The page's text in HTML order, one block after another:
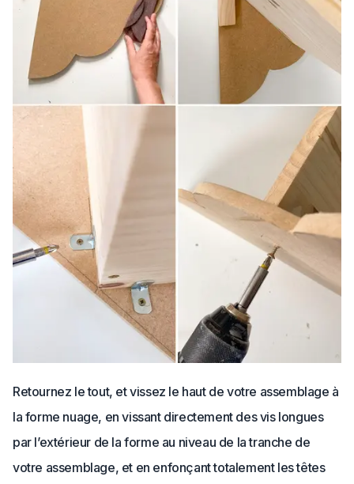
Retournez le tout, et vissez le haut de votre assemblage à
la forme nuage, en vissant directement des vis longues
par l’extérieur de la forme au niveau de la tranche de
votre assemblage, et en enfonçant totalement les têtes